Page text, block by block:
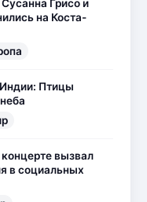
Грисо и
на Коста-
Птицы
вызвал
в социальных